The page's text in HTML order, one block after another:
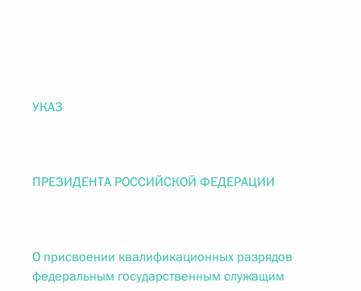
УКАЗ
ПРЕЗИДЕНТА РОССИЙСКОЙ ФЕДЕРАЦИИ
О присвоении квалификационных разрядов
федеральным государственным служащим